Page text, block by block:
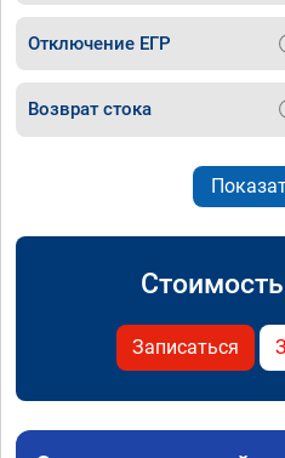
Отключение ЕГР
Возврат стока
Записаться